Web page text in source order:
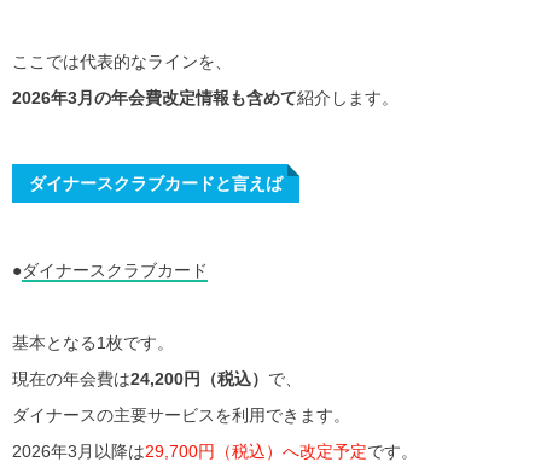
ここでは代表的なラインを、
2026年3月の年会費改定情報も含めて紹介します。
ダイナースクラブカードと言えば
●ダイナースクラブカード
基本となる1枚です。
現在の年会費は24,200円（税込） で、
ダイナースの主要サービスを利用できます。
2026年3月以降は29,700円（税込）へ改定予定です。